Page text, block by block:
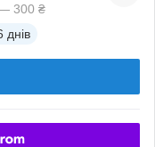
— 300 ₴
днів